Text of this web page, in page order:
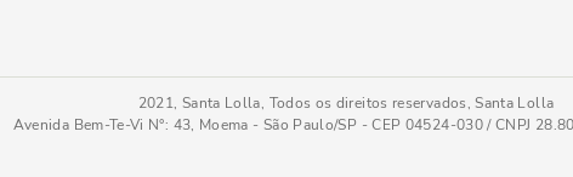
2021, Santa Lolla, Todos os direitos reservados, Santa Lolla
Avenida Bem-Te-Vi N°: 43, Moema - São Paulo/SP - CEP 04524-030 / CNPJ